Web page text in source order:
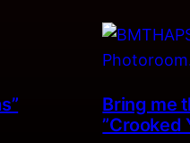
Bring me
”Crooked